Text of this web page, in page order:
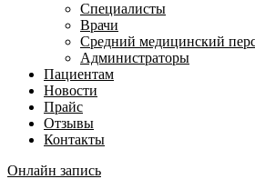
Специалисты
Врачи
Средний медицинский
Администраторы
Пациентам
Новости
Прайс
Отзывы
Контакты
Онлайн запись